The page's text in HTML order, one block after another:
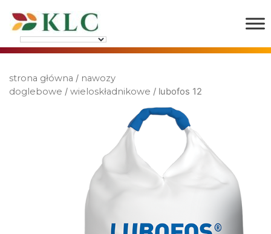
strona główna / nawozy
doglebowe / wieloskładnikowe / lubofos 12